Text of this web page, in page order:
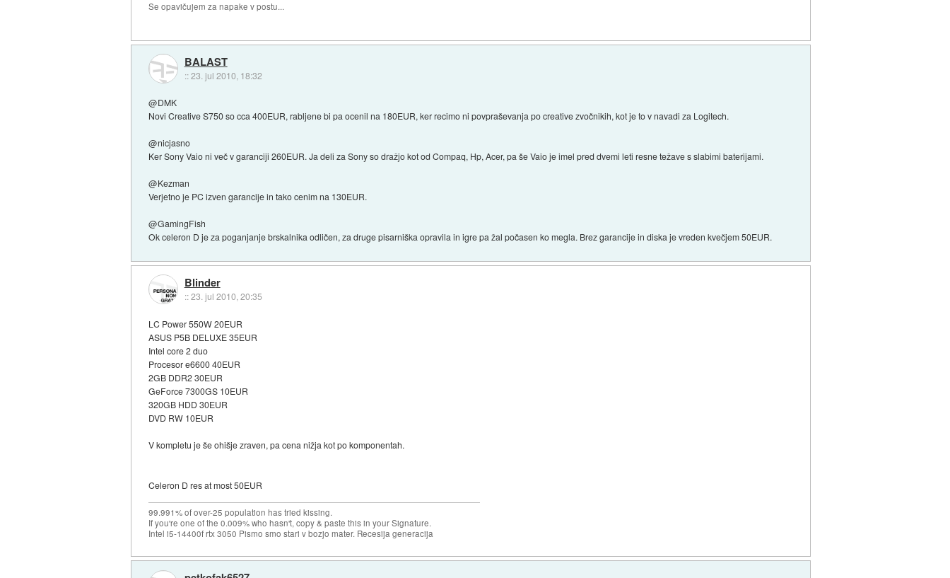
Se opavičujem za napake v postu...
BALAST
::23. jul 2010, 18:32
@DMK
Novi Creative S750 so cca 400EUR, rabljene bi pa ocenil na 180EUR, ker recimo ni povpraševanja po creative zvočnikih, kot je to v navadi za Logitech.
@nicjasno
Ker Sony Vaio ni več v garanciji 260EUR. Ja deli za Sony so dražjo kot od Compaq, Hp, Acer, pa še Vaio je imel pred dvemi leti resne težave s slabimi baterijami.
@Kezman
Verjetno je PC izven garancije in tako cenim na 130EUR.
@GamingFish
Ok celeron D je za poganjanje brskalnika odličen, za druge pisarniška opravila in igre pa žal počasen ko megla. Brez garancije in diska je vreden kvečjem 50EUR.
Blinder
::23. jul 2010, 20:35
LC Power 550W 20EUR
ASUS P5B DELUXE 35EUR
Intel core 2 duo
Procesor e6600 40EUR
2GB DDR2 30EUR
GeForce 7300GS 10EUR
320GB HDD 30EUR
DVD RW 10EUR
V kompletu je še ohišje zraven, pa cena nižja kot po komponentah.
Celeron D res at most 50EUR
99.991% of over-25 population has tried kissing.
If you're one of the 0.009% who hasn't, copy & paste this in your Signature.
Intel i5-14400f rtx 3050 Pismo smo stari v bozjo mater. Recesija generacija